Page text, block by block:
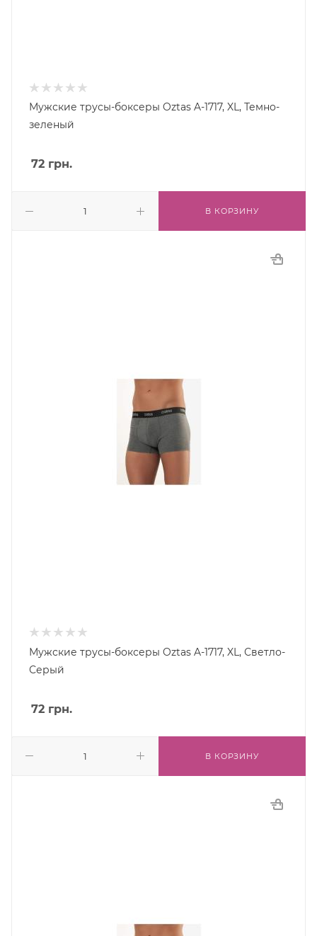
Мужские трусы-боксеры Oztas A-1717, XL, Темно-
зеленый
72 грн.
В КОРЗИНУ
Мужские трусы-боксеры Oztas A-1717, XL, Светло-
Серый
72 грн.
В КОРЗИНУ